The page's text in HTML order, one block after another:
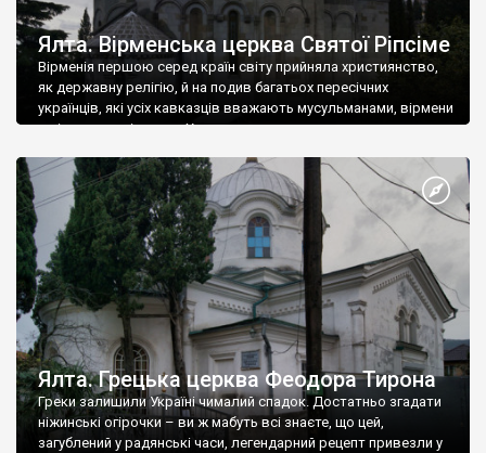
Ялта. Вірменська церква Святої Ріпсіме
Вірменія першою серед країн світу прийняла християнство,
як державну релігію, й на подив багатьох пересічних
українців, які усіх кавказців вважають мусульманами, вірмени
є відданими вірянами Христа
Ялта. Грецька церква Феодора Тирона
Греки залишили Україні чималий спадок. Достатньо згадати
ніжинські огірочки – ви ж мабуть всі знаєте, що цей,
загублений у радянські часи, легендарний рецепт привезли у